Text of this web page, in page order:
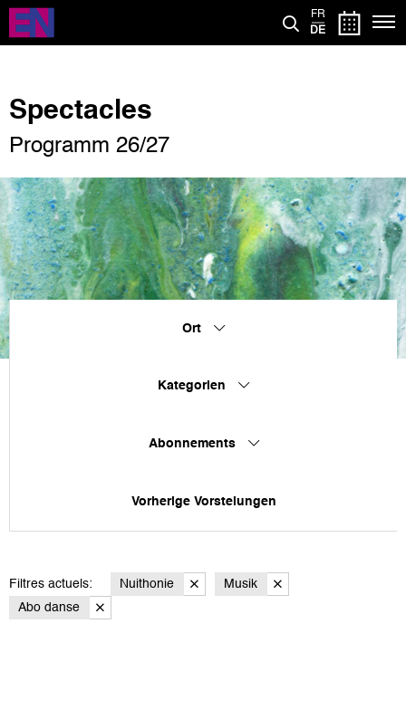
Direkt
zum
Inhalt
FR
DE
Spectacles
Programm 26/27
Ort
Kategorien
Abonnements
Vorherige Vorstelungen
Filtres actuels: Nuithonie
Musik
Abo danse